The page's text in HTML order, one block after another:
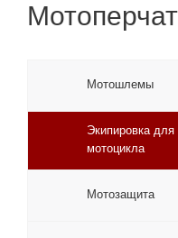
Мотошлемы
Экипировка для
мотоцикла
Мотозащита